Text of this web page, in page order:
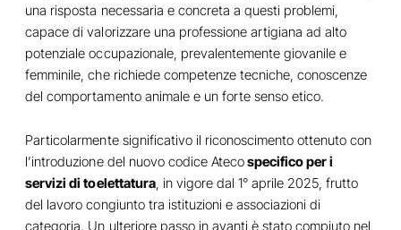
una risposta necessaria e concreta a questi problemi,
capace di valorizzare una professione artigiana ad alto
potenziale occupazionale, prevalentemente giovanile e
femminile, che richiede competenze tecniche, conoscenze
del comportamento animale e un forte senso etico.
Particolarmente significativo il riconoscimento ottenuto con
l’introduzione del nuovo codice Atecospecifico per i
servizi di toelettatura, in vigore dal 1° aprile 2025, frutto
del lavoro congiunto tra istituzioni e associazioni di
categoria. Un ulteriore passo in avanti è stato compiuto nel